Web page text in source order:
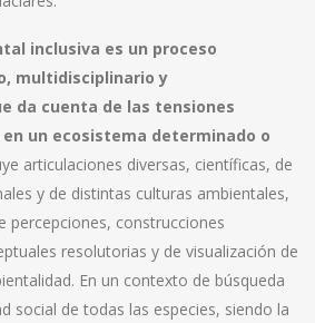
inclusiva es un proceso
multidisciplinario y
da cuenta de las tensiones
un ecosistema determinado o
articulaciones diversas, científicas, de
y de distintas culturas ambientales,
percepciones, construcciones
resolutorias y de visualización de
En un contexto de búsqueda
social de todas las especies, siendo la